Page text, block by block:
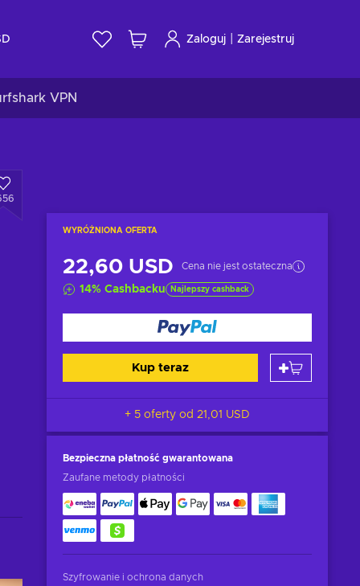
Zaloguj Zarejestruj
VPN
WYRÓŻNIONA OFERTA
22,60 USD Cena nie jest ostateczna
14% Cashbacku Najlepszy cashback
Kup teraz
+ 5 oferty od 21,01 USD
Bezpieczna płatność gwarantowana
Zaufane metody płatności
Szyfrowanie i ochrona danych